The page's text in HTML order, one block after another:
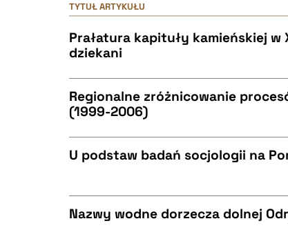
TYTUŁ ARTYKUŁU
Prałatura kapituły kamieńskiej w
dziekani
BIBTEX
Regionalne zróżnicowanie
(1999-2006)
U podstaw badań socjologii na
Nazwy wodne dorzecza dolnej